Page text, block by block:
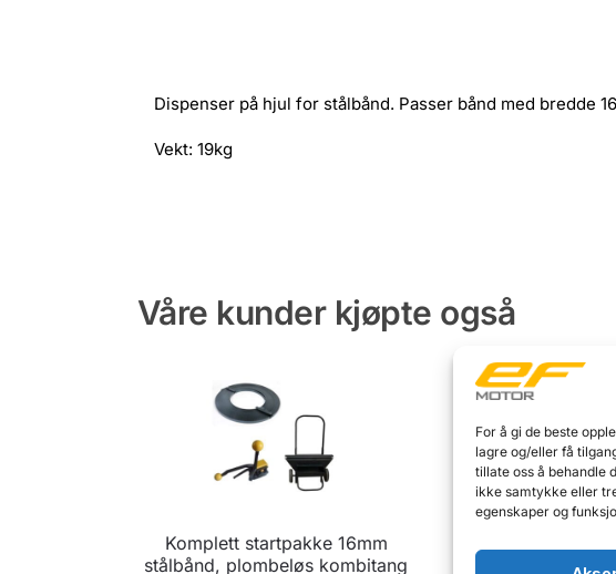
For å gi de beste
lagre og/eller få
tillate oss å behandle
ikke samtykke eller
egenskaper og
Dispenser på hjul for stålbånd. Passer bånd med bredde
Vekt: 19kg
Våre kunder kjøpte også
Komplett startpakke 16mm
stålbånd, plombeløs kombitang